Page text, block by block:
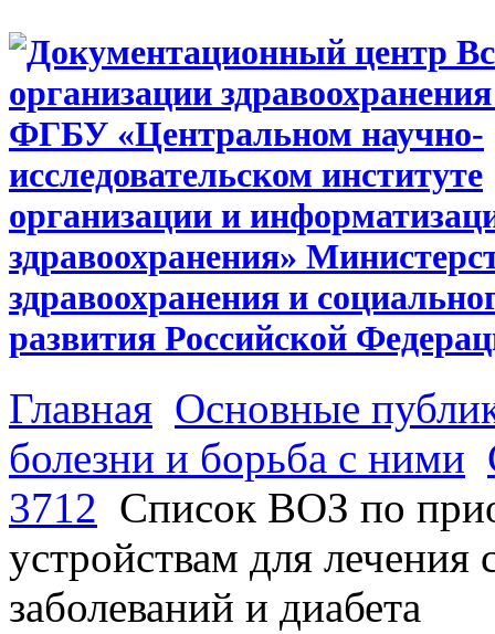
Главная Основные
болезни и борьба с ними
3712 Список ВОЗ по
устройствам для лечения
заболеваний и диабета